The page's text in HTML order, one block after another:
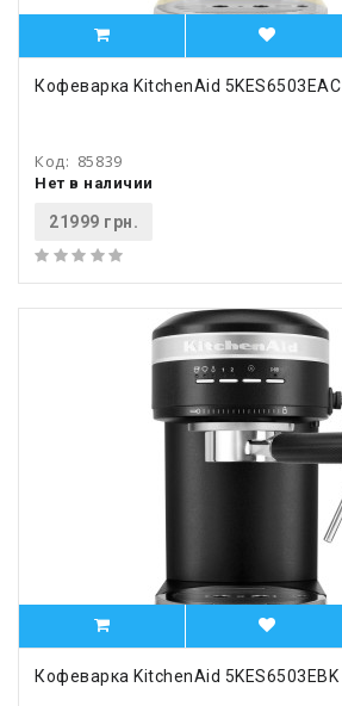
Кофеварка KitchenAid 5KES6503EAC
Код: 85839
Нет в наличии
21999 грн.
Кофеварка KitchenAid 5KES6503EBK